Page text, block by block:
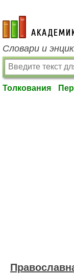
academic.ru
Словари и
Толкования